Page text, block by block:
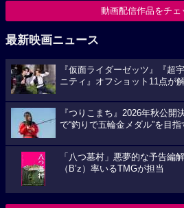
動画配信作品をチェ
最新映画ニュース
『仮面ライダーゼッツ』『超
ニティ』オフショット11点が
『つりこまち』2026年秋公開
で“釣りで五輪金メダル”を目指
「八つ墓村」悪夢的な予告編
（B’z）率いるTMGが担当